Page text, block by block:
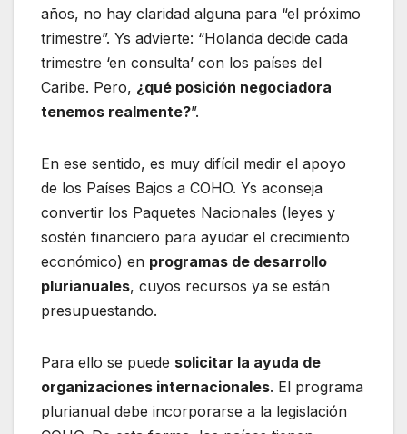
años, no hay claridad alguna para “el próximo
trimestre”. Ys advierte: “Holanda decide cada
trimestre ‘en consulta’ con los países del
Caribe. Pero, ¿qué posición negociadora
tenemos realmente?”.
En ese sentido, es muy difícil medir el apoyo
de los Países Bajos a COHO. Ys aconseja
convertir los Paquetes Nacionales (leyes y
sostén financiero para ayudar el crecimiento
económico) en programas de desarrollo
plurianuales, cuyos recursos ya se están
presupuestando.
Para ello se puede solicitar la ayuda de
organizaciones internacionales. El programa
plurianual debe incorporarse a la legislación